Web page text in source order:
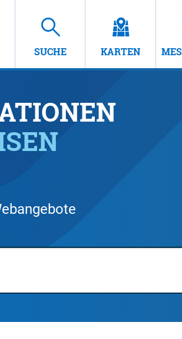
SUCHE KARTEN